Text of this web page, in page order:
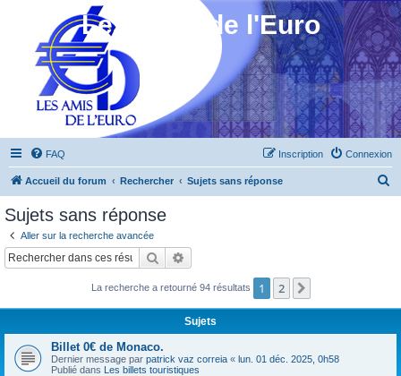
Les Amis de l'Euro
FAQ Connexion
Inscription
Accueil du forum Rechercher Sujets sans réponse
c
Sujets sans réponse
Aller sur la recherche avancée
Rechercher
La recherche a retourné 94 résultats 1 2
Sujets
Billet 0€ de Monaco.
Dernier message par patrick vaz correia « lun. 01 déc. 2025, 0h58
Publié dans Les billets touristiques